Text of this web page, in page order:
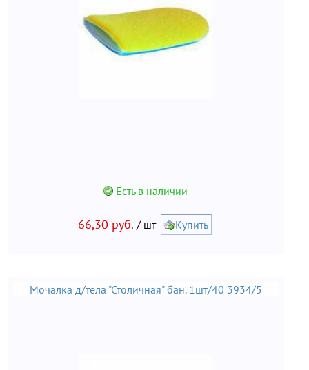
Есть в наличии
66,30 руб. / шт Купить
Мочалка д/тела "Столичная" бан. 1шт/40 3934/5